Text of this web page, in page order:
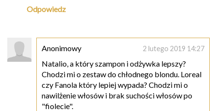
Odpowiedz
Anonimowy 2 lutego 2019 14:27
Natalio, a który szampon i odżywka lepszy?
Chodzi mi o zestaw do chłodnego blondu. Loreal
czy Fanola który lepiej wypada? Chodzi mi o
nawilżenie włosów i brak suchości włosów po
"fiolecie".